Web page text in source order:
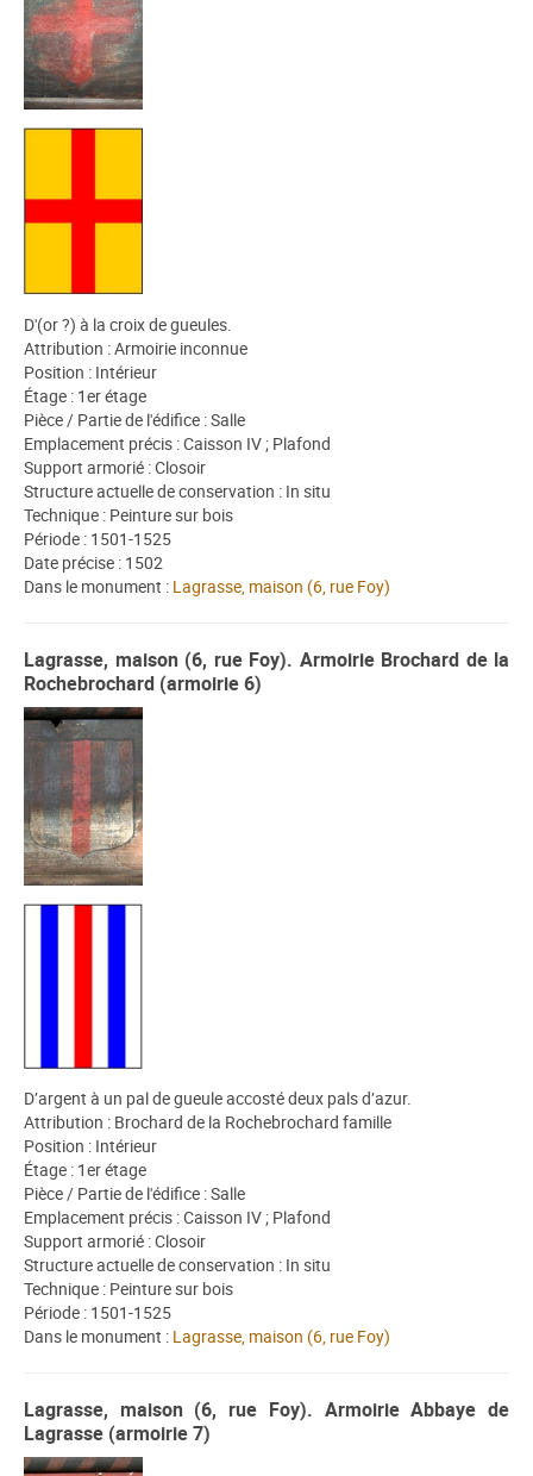
D'(or ?) à la croix de gueules.
Attribution : Armoirie inconnue
Position : Intérieur
Étage : 1er étage
Pièce / Partie de l'édifice : Salle
Emplacement précis : Caisson IV ; Plafond
Support armorié : Closoir
Structure actuelle de conservation : In situ
Technique : Peinture sur bois
Période : 1501-1525
Date précise : 1502
Dans le monument : Lagrasse, maison (6, rue Foy)
Lagrasse, maison (6, rue Foy). Armoirie Brochard de la
Rochebrochard (armoirie 6)
D’argent à un pal de gueule accosté deux pals d’azur.
Attribution : Brochard de la Rochebrochard famille
Position : Intérieur
Étage : 1er étage
Pièce / Partie de l'édifice : Salle
Emplacement précis : Caisson IV ; Plafond
Support armorié : Closoir
Structure actuelle de conservation : In situ
Technique : Peinture sur bois
Période : 1501-1525
Dans le monument : Lagrasse, maison (6, rue Foy)
Lagrasse, maison (6, rue Foy). Armoirie Abbaye de
Lagrasse (armoirie 7)